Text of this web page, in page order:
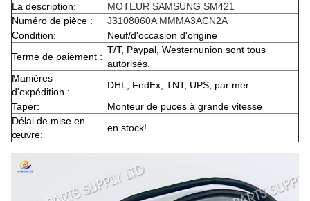
La description:
MOTEUR SAMSUNG SM421
Numéro de pièce :
J3108060A MMMA3ACN2A
Condition:
Neuf/d'occasion d'origine
Terme de paiement :
T/T, Paypal, Westernunion sont tous
autorisés.
Manières
d'expédition :
DHL, FedEx, TNT, UPS, par mer
Taper:
Monteur de puces à grande vitesse
Délai de mise en
œuvre:
en stock!